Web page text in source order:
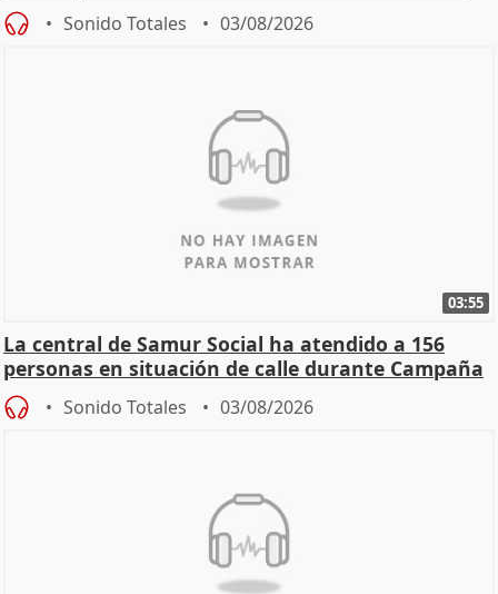
Sonido Totales 03/08/2026
03:55
La central de Samur Social ha atendido a 156
personas en situación de calle durante Campaña
de Calor
Sonido Totales 03/08/2026